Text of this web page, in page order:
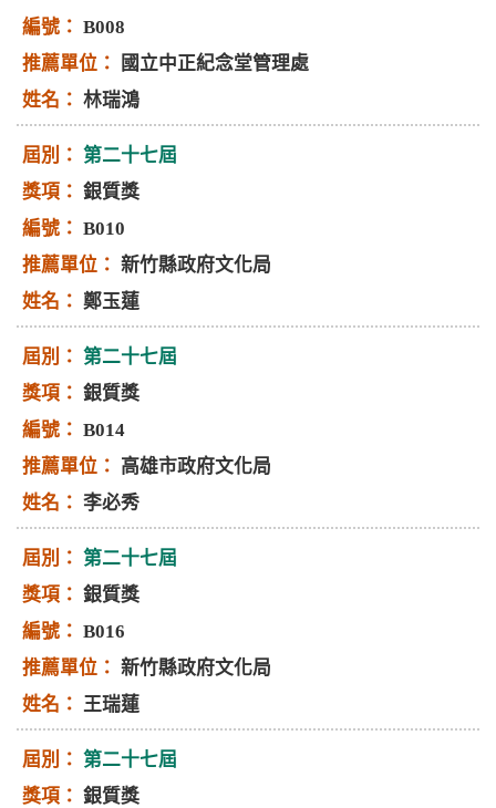
B008
國立中正紀念堂管理處
林瑞鴻
第二十七屆
銀質獎
B010
新竹縣政府文化局
鄭玉蓮
第二十七屆
銀質獎
B014
高雄市政府文化局
李必秀
第二十七屆
銀質獎
B016
新竹縣政府文化局
王瑞蓮
第二十七屆
銀質獎